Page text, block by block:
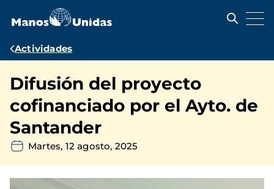
contenido
Ruta
navegación
Actividades
Difusión del proyecto
cofinanciado por el Ayto. de
Santander
Martes, 12 agosto, 2025